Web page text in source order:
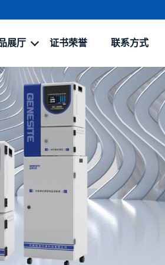
展厅 证书荣誉 联系方式